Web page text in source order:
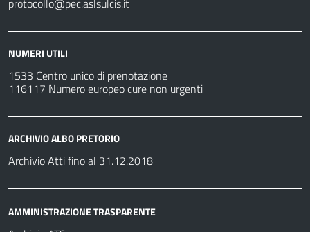
protocollo@pec.aslsulcis.it
NUMERI UTILI
1533 Centro unico di prenotazione
116117 Numero europeo cure non urgenti
ARCHIVIO ALBO PRETORIO
Archivio Atti fino al 31.12.2018
AMMINISTRAZIONE TRASPARENTE